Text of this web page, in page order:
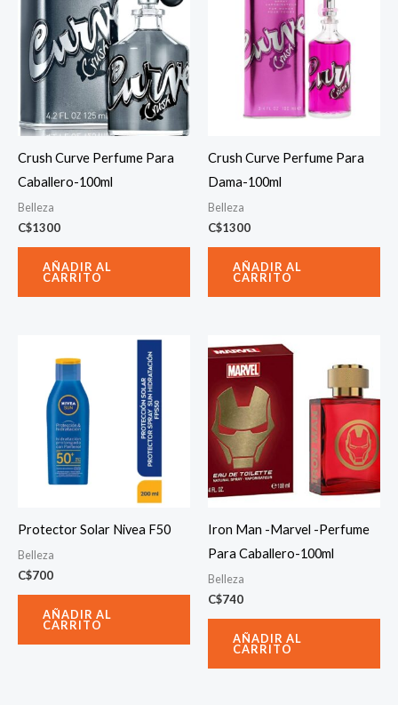
Crush Curve Perfume Para
Caballero-100ml
Belleza
C$1300
AÑADIR AL
CARRITO
Crush Curve Perfume Para
Dama-100ml
Belleza
C$1300
AÑADIR AL
CARRITO
Protector Solar Nivea F50
Belleza
C$700
AÑADIR AL
CARRITO
Iron Man -Marvel -Perfume
Para Caballero-100ml
Belleza
C$740
AÑADIR AL
CARRITO